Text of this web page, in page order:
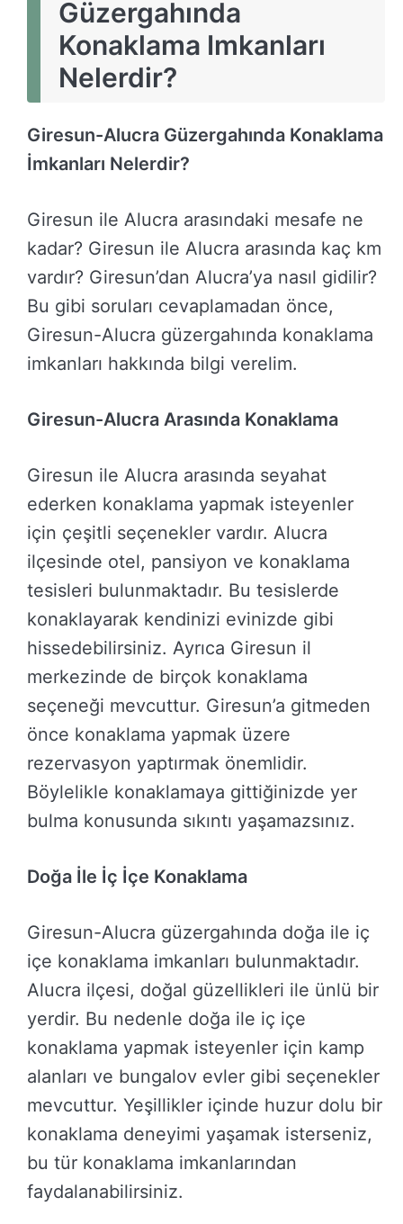
Güzergahında
Konaklama Imkanları
Nelerdir?
Giresun-Alucra Güzergahında Konaklama
İmkanları Nelerdir?
Giresun ile Alucra arasındaki mesafe ne
kadar? Giresun ile Alucra arasında kaç km
vardır? Giresun’dan Alucra’ya nasıl gidilir?
Bu gibi soruları cevaplamadan önce,
Giresun-Alucra güzergahında konaklama
imkanları hakkında bilgi verelim.
Giresun-Alucra Arasında Konaklama
Giresun ile Alucra arasında seyahat
ederken konaklama yapmak isteyenler
için çeşitli seçenekler vardır. Alucra
ilçesinde otel, pansiyon ve konaklama
tesisleri bulunmaktadır. Bu tesislerde
konaklayarak kendinizi evinizde gibi
hissedebilirsiniz. Ayrıca Giresun il
merkezinde de birçok konaklama
seçeneği mevcuttur. Giresun’a gitmeden
önce konaklama yapmak üzere
rezervasyon yaptırmak önemlidir.
Böylelikle konaklamaya gittiğinizde yer
bulma konusunda sıkıntı yaşamazsınız.
Doğa İle İç İçe Konaklama
Giresun-Alucra güzergahında doğa ile iç
içe konaklama imkanları bulunmaktadır.
Alucra ilçesi, doğal güzellikleri ile ünlü bir
yerdir. Bu nedenle doğa ile iç içe
konaklama yapmak isteyenler için kamp
alanları ve bungalov evler gibi seçenekler
mevcuttur. Yeşillikler içinde huzur dolu bir
konaklama deneyimi yaşamak isterseniz,
bu tür konaklama imkanlarından
faydalanabilirsiniz.